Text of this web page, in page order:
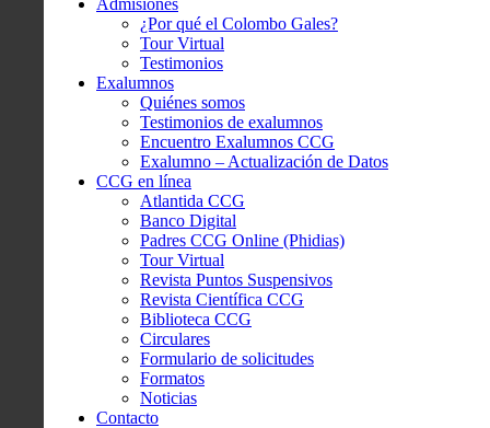
Admisiones
¿Por qué el Colombo Gales?
Tour Virtual
Testimonios
Exalumnos
Quiénes somos
Testimonios de exalumnos
Encuentro Exalumnos CCG
Exalumno – Actualización de Datos
CCG en línea
Atlantida CCG
Banco Digital
Padres CCG Online (Phidias)
Tour Virtual
Revista Puntos Suspensivos
Revista Científica CCG
Biblioteca CCG
Circulares
Formulario de solicitudes
Formatos
Noticias
Contacto